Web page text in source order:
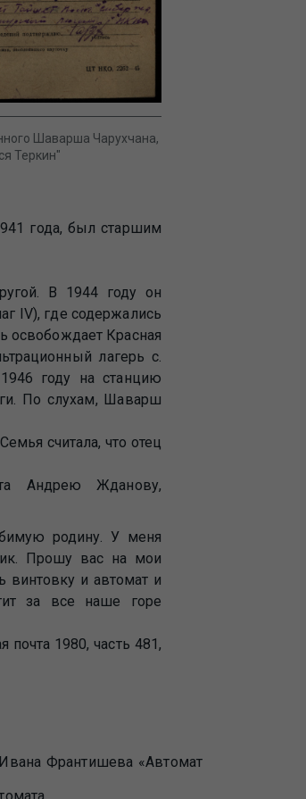
Шаварша Чарухчана,
Теркин"
года, был старшим
В 1944 году он
IV), где содержались
освобождает Красная
лагерь с.
году на станцию
По слухам, Шаварш
считала, что отец
Андрею Жданову,
родину. У меня
Прошу вас на мои
винтовку и автомат и
за все наше горе
1980, часть 481,
Франтишева «Автомат